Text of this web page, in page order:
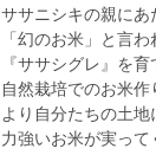
ササニシキの親にあ
「幻のお米」と言わ
『ササシグレ』を育
自然栽培でのお米作
より自分たちの土地
力強いお米が実って